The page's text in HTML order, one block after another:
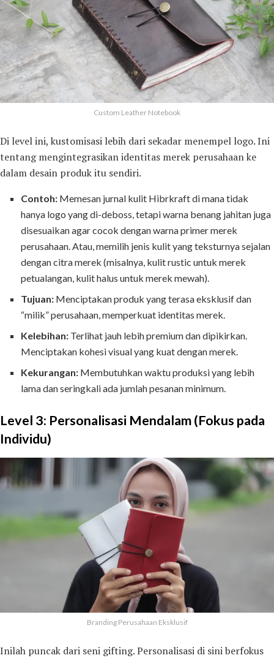
Custom Leather Notebook
Di level ini, kustomisasi lebih dari sekadar menempel logo. Ini
tentang mengintegrasikan identitas merek perusahaan ke
dalam desain produk itu sendiri.
Contoh: Memesan jurnal kulit Hibrkraft di mana tidak
hanya logo yang di-deboss, tetapi warna benang jahitan juga
disesuaikan agar cocok dengan warna primer merek
perusahaan. Atau, memilih jenis kulit yang teksturnya sejalan
dengan citra merek (misalnya, kulit rustic untuk merek
petualangan, kulit halus untuk merek mewah).
Tujuan: Menciptakan produk yang terasa eksklusif dan
“milik” perusahaan, memperkuat identitas merek.
Kelebihan: Terlihat jauh lebih premium dan dipikirkan.
Menciptakan kohesi visual yang kuat dengan merek.
Kekurangan: Membutuhkan waktu produksi yang lebih
lama dan seringkali ada jumlah pesanan minimum.
Level 3: Personalisasi Mendalam (Fokus pada
Individu)
Branding Perusahaan Eksklusif
Inilah puncak dari seni gifting. Personalisasi di sini berfokus